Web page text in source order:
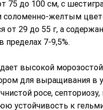
75 до 100 см, с
соломенно-желтым
29 до 55 г, а
пределах 7-9,5%.
высокой
для выращивания в
росе,
устойчивость к